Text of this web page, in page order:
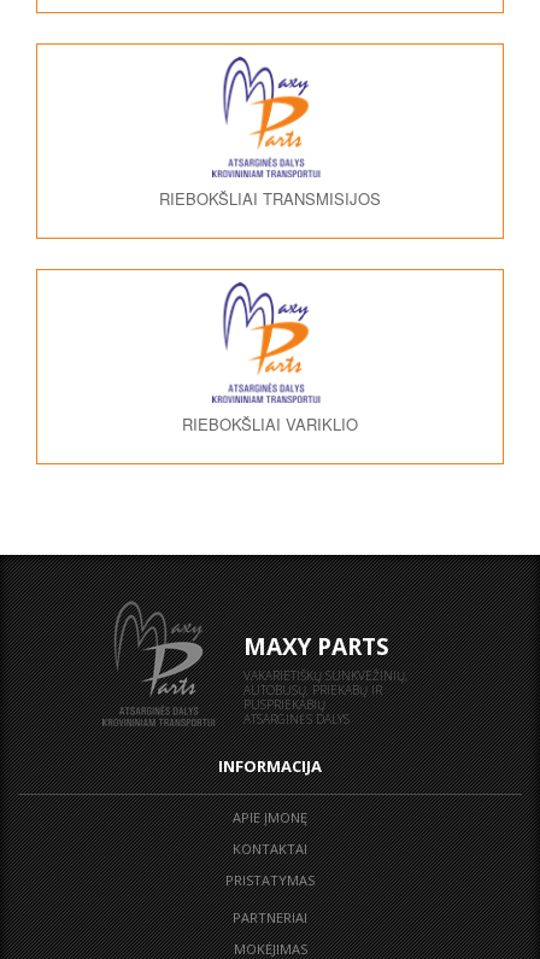
RIEBOKŠLIAI TRANSMISIJOS
RIEBOKŠLIAI VARIKLIO
MAXY PARTS
VAKARIETIŠKŲ SUNKVEŽINIŲ,
AUTOBUSŲ, PRIEKABŲ IR
PUSPRIEKABIŲ
ATSARGINĖS DALYS
INFORMACIJA
APIE ĮMONĘ
KONTAKTAI
PRISTATYMAS
PARTNERIAI
MOKĖJIMAS